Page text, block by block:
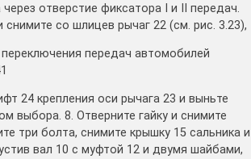
отверстие фиксатора I и II передач.
снимите со шлицев рычаг 22 (см. рис. 3.23),
пеpедач автомобилей
24 крепления оси рычага 23 и выньте
выбора. 8. Отверните гайку и снимите
три болта, снимите крышку 15 сальника и
вал 10 с муфтой 12 и двумя шайбами,